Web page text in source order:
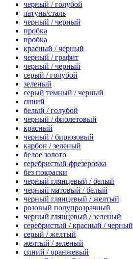
черный / голубой
латунь/сталь
черный / черный
пробка
пробка
красный / черный
черный / графит
черный / черный
серый / голубой
зеленый
серый темный / черный
синий
белый / голубой
черный / фиолетовый
красный
черный / бирюзовый
карбон / зеленый
белое золото
серебристый фрезеровка
без покраски
черный глянцевый / белый
черный матовый / белый
черный глянцевый / желтый
розовый полупрозрачный
черный глянцевый / зеленый
серебристый / красный / черный
серый / желтый
желтый / зеленый
синий / оранжевый